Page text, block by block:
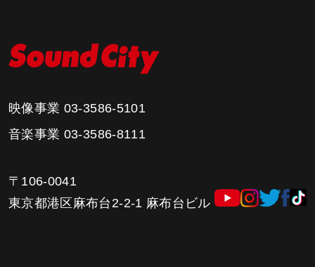
映像事業 03-3586-5101
音楽事業 03-3586-8111
〒106-0041
東京都港区麻布台2-2-1 麻布台ビル